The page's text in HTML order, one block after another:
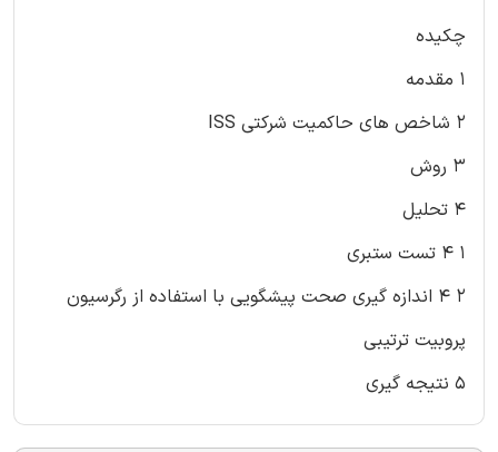
چکیده
۱ مقدمه
۲ شاخص های حاکمیت شرکتی ISS
۳ روش
۴ تحلیل
۱ ۴ تست ستبری
۲ ۴ اندازه گیری صحت پیشگویی با استفاده از رگرسیون
پروبیت ترتیبی
۵ نتیجه گیری